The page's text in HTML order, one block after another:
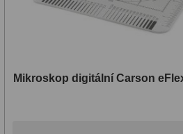
Mikroskop digitální Carson